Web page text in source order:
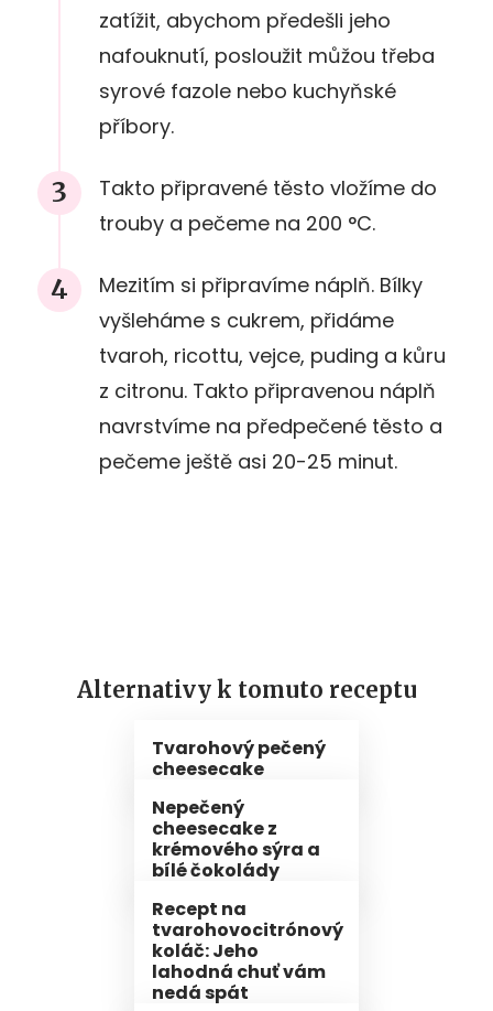
zatížit, abychom předešli jeho
nafouknutí, posloužit můžou třeba
syrové fazole nebo kuchyňské
příbory.
Takto připravené těsto vložíme do
trouby a pečeme na 200 °C.
Mezitím si připravíme náplň. Bílky
vyšleháme s cukrem, přidáme
tvaroh, ricottu, vejce, puding a kůru
z citronu. Takto připravenou náplň
navrstvíme na předpečené těsto a
pečeme ještě asi 20-25 minut.
Alternativy k tomuto receptu
Tvarohový pečený
cheesecake
Nepečený
cheesecake z
krémového sýra a
bílé čokolády
Recept na
tvarohovocitrónový
koláč: Jeho
lahodná chuť vám
nedá spát